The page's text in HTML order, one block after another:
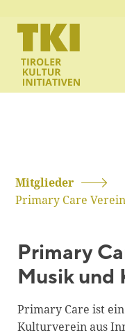
Mitglieder
Primary Care
Primary
Musik und
Primary Care ist
Kulturverein aus